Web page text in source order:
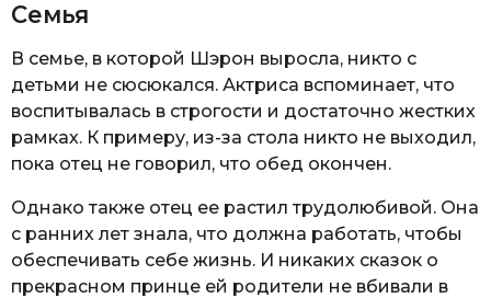
Семья
В семье, в которой Шэрон выросла, никто с
детьми не сюсюкался. Актриса вспоминает, что
воспитывалась в строгости и достаточно жестких
рамках. К примеру, из-за стола никто не выходил,
пока отец не говорил, что обед окончен.
Однако также отец ее растил трудолюбивой. Она
с ранних лет знала, что должна работать, чтобы
обеспечивать себе жизнь. И никаких сказок о
прекрасном принце ей родители не вбивали в